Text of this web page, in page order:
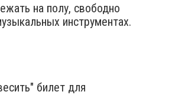
на полу, свободно
инструментах.
билет для